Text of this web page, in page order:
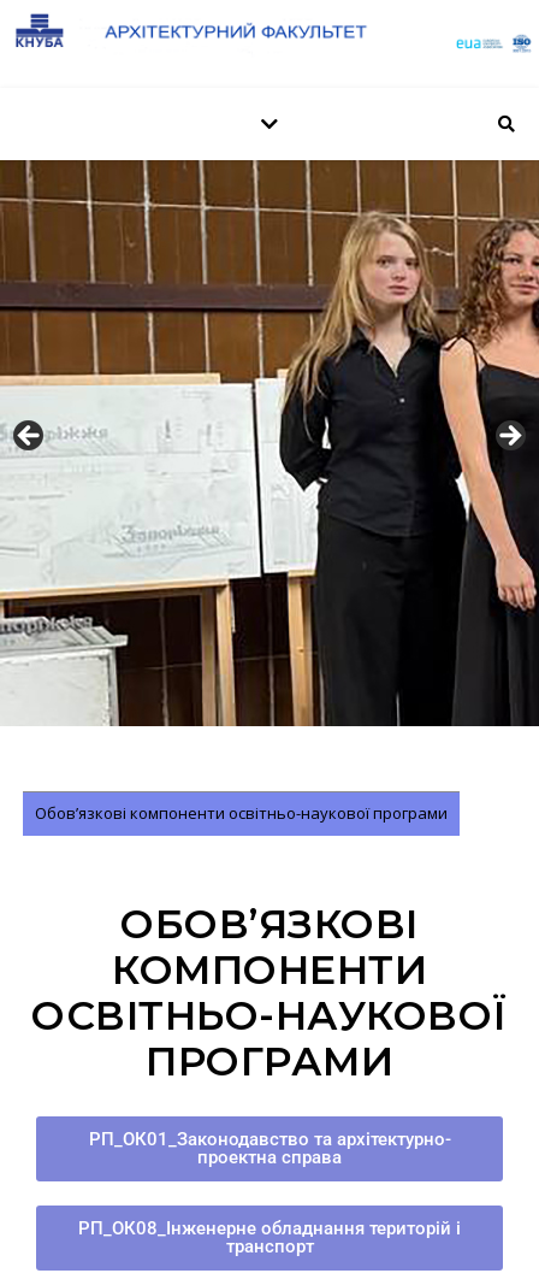
Обов’язкові компоненти освітньо-наукової програми
ОБОВ’ЯЗКОВІ
КОМПОНЕНТИ
ОСВІТНЬО-НАУКОВОЇ
ПРОГРАМИ
РП_ОК01_Законодавство та архітектурно-
проектна справа
РП_ОК08_Інженерне обладнання територій і
транспорт